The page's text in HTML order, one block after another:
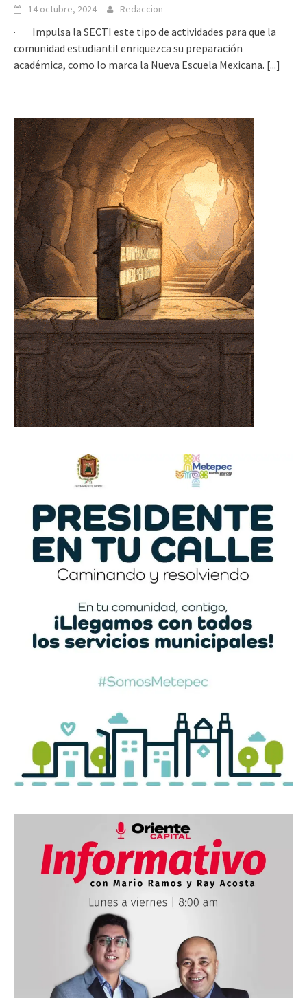
14 octubre, 2024 Redaccion
· Impulsa la SECTI este tipo de actividades para que la
comunidad estudiantil enriquezca su preparación
académica, como lo marca la Nueva Escuela Mexicana. [...]